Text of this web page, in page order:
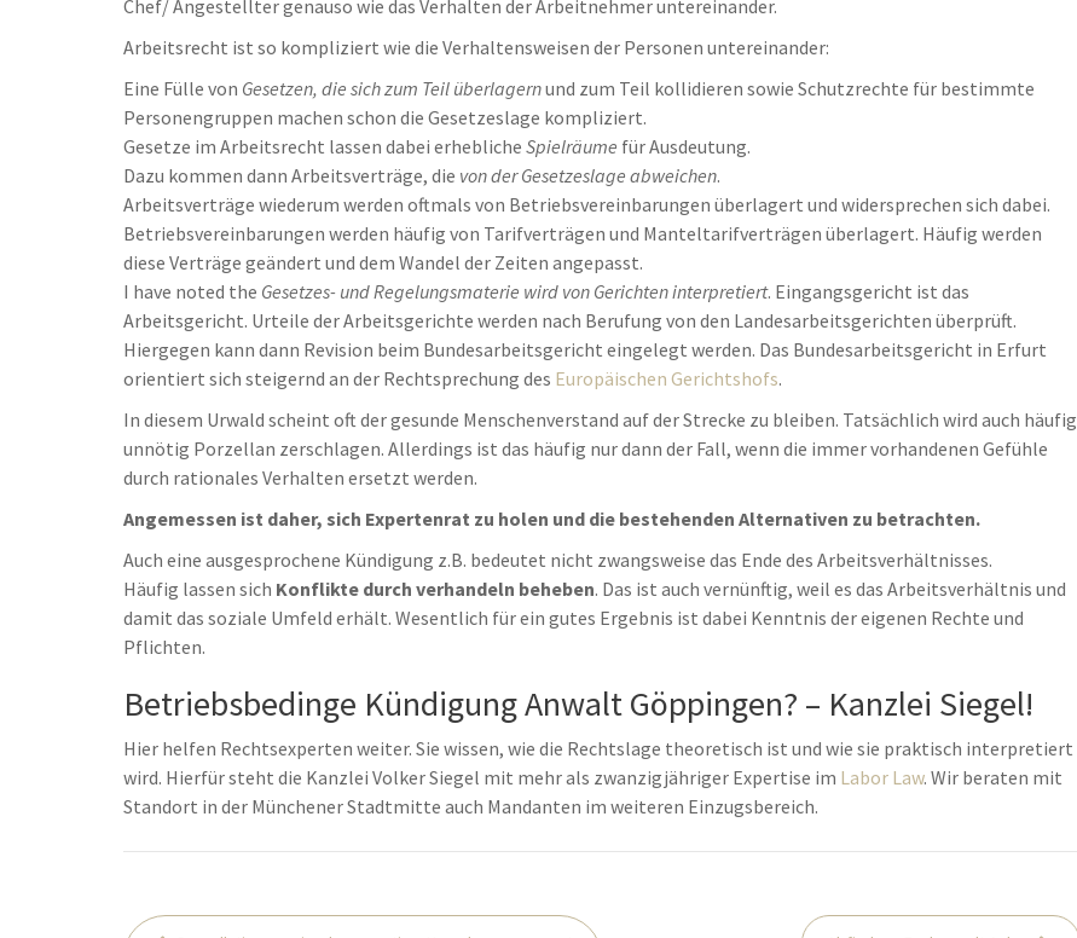
Chef/ Angestellter genauso wie das Verhalten der Arbeitnehmer untereinander.
Arbeitsrecht ist so kompliziert wie die Verhaltensweisen der Personen untereinander:
Eine Fülle von Gesetzen, die sich zum Teil überlagernund zum Teil kollidieren sowie Schutzrechte für bestimmte
Personengruppen machen schon die Gesetzeslage kompliziert.
Gesetze im Arbeitsrecht lassen dabei erhebliche Spielräume für Ausdeutung.
Dazu kommen dann Arbeitsverträge, die von der Gesetzeslage abweichen.
Arbeitsverträge wiederum werden oftmals von Betriebsvereinbarungen überlagert und widersprechen sich dabei.
Betriebsvereinbarungen werden häufig von Tarifverträgen und Manteltarifverträgen überlagert. Häufig werden
diese Verträge geändert und dem Wandel der Zeiten angepasst.
I have noted the Gesetzes- und Regelungsmaterie wird von Gerichten interpretiert. Eingangsgericht ist das
Arbeitsgericht. Urteile der Arbeitsgerichte werden nach Berufung von den Landesarbeitsgerichten überprüft.
Hiergegen kann dann Revision beim Bundesarbeitsgericht eingelegt werden. Das Bundesarbeitsgericht in Erfurt
orientiert sich steigernd an der Rechtsprechung des Europäischen Gerichtshofs.
In diesem Urwald scheint oft der gesunde Menschenverstand auf der Strecke zu bleiben. Tatsächlich wird auch häufig
unnötig Porzellan zerschlagen. Allerdings ist das häufig nur dann der Fall, wenn die immer vorhandenen Gefühle
durch rationales Verhalten ersetzt werden.
Angemessen ist daher, sich Expertenrat zu holen und die bestehenden Alternativen zu betrachten.
Auch eine ausgesprochene Kündigung z.B. bedeutet nicht zwangsweise das Ende des Arbeitsverhältnisses.
Häufig lassen sich Konflikte durch verhandeln beheben. Das ist auch vernünftig, weil es das Arbeitsverhältnis und
damit das soziale Umfeld erhält. Wesentlich für ein gutes Ergebnis ist dabei Kenntnis der eigenen Rechte und
Pflichten.
Betriebsbedinge Kündigung Anwalt Göppingen? – Kanzlei Siegel!
Hier helfen Rechtsexperten weiter. Sie wissen, wie die Rechtslage theoretisch ist und wie sie praktisch interpretiert
wird. Hierfür steht die Kanzlei Volker Siegel mit mehr als zwanzigjähriger Expertise im Labor Law. Wir beraten mit
Standort in der Münchener Stadtmitte auch Mandanten im weiteren Einzugsbereich.